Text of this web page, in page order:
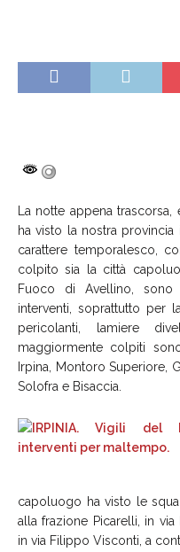
La notte appena
ha visto la nostra provincia
carattere temporalesco,
colpito sia la città
Fuoco di Avellino,
interventi, soprattutto per
pericolanti, lamiere
maggiormente colpiti
Irpina, Montoro Superiore,
Solofra e Bisaccia.
capoluogo ha visto le
alla frazione Picarelli, in
in via Filippo Visconti, a